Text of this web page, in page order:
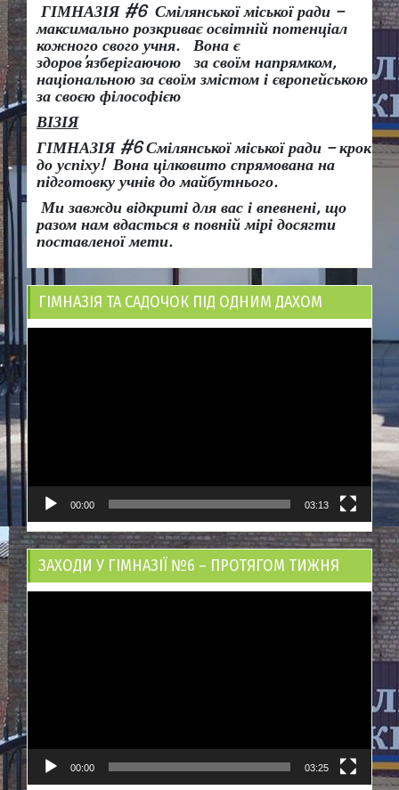
ГІМНАЗІЯ #6 Смілянської міської ради –
максимально розкриває освітній потенціал
кожного свого учня.
Вона є
здоров’язберігаючою за своїм напрямком,
національною за своїм змістом і європейською
за своєю філософією
ВІЗІЯ
ГІМНАЗІЯ #6 Смілянської міської ради – крок
до успіху! Вона цілковито спрямована на
підготовку учнів до майбутнього.
Ми завжди відкриті для вас і впевнені, що
разом нам вдасться в повній мірі досягти
поставленої мети.
ГІМНАЗІЯ ТА САДОЧОК ПІД ОДНИМ ДАХОМ
00:00 03:13
ЗАХОДИ У ГІМНАЗІЇ №6 – ПРОТЯГОМ ТИЖНЯ
00:00 03:25